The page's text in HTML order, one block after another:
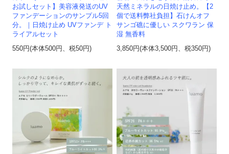
お試しセット】美容液発送のUV
ファンデーションのサンプル5回
分。｜日焼け止め UVファンデ ト
ライアルセット
550円(本体500円、税50円)
天然ミネラルの日焼け止め。【2
個で送料弊社負担】石けんオフ
サンゴ礁に優しい スクワラン 保
湿 無香料
3,850円(本体3,500円、税350円)